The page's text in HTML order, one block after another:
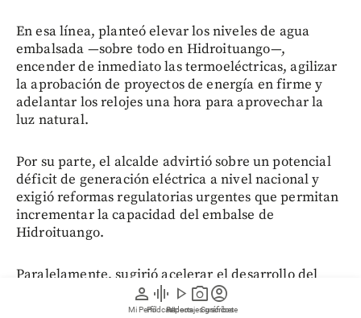
person
Mi Perfil
graphic_eq
Pódcast
play_arrow
Videos
photo_camera
Reportajes gráficos
account_circle
Suscríbete
En esa línea, planteó elevar los niveles de agua
embalsada —sobre todo en Hidroituango—,
encender de inmediato las termoeléctricas, agilizar
la aprobación de proyectos de energía en firme y
adelantar los relojes una hora para aprovechar la
luz natural.
Por su parte, el alcalde advirtió sobre un potencial
déficit de generación eléctrica a nivel nacional y
exigió reformas regulatorias urgentes que permitan
incrementar la capacidad del embalse de
Hidroituango.
Paralelamente, sugirió acelerar el desarrollo del
proyecto hidroeléctrico Espíritu Santo,
interconectar seis pequeñas centrales de EPM para